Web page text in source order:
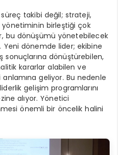
takibi değil; strateji,
birleştiği çok
bu dönüşümü yönetebilecek
dönemde lider; ekibine
sonuçlarına dönüştürebilen,
kararlar alabilen ve
geliyor. Bu nedenle
gelişim programlarını
alıyor. Yönetici
önemli bir öncelik halini